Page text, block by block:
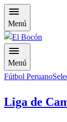
Menú
Menú
Fútbol Peruano
Liga de